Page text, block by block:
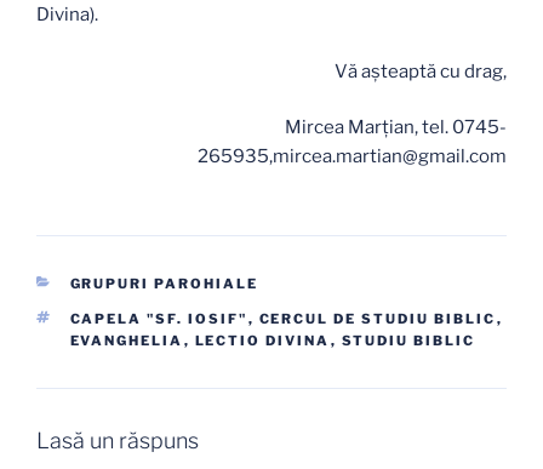
Divina).
Vă aşteaptă cu drag,
Mircea Marţian, tel. 0745-
265935,mircea.martian@gmail.com
CATEGORII
GRUPURI PAROHIALE
ETICHETE
CAPELA "SF. IOSIF" , CERCUL DE STUDIU BIBLIC ,
EVANGHELIA , LECTIO DIVINA , STUDIU BIBLIC
Lasă un răspuns